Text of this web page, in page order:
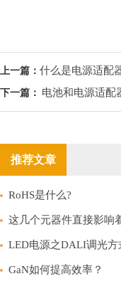
上一篇： 什么是电源适配
下一篇： 电池和电源适配
推荐文章
RoHS是什么?
这几个元器件直接影响
LED电源之DALI调光方
GaN如何提高效率？